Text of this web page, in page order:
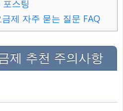
스팅
제 자주 묻는 질문 FAQ
제 추천 주의사항